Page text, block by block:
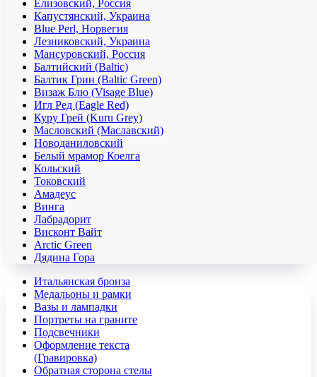
Елизовский, Россия
Капустянский, Украина
Blue Perl, Норвегия
Лезниковский, Украина
Мансуровский, Россия
Балтийский (Baltic)
Балтик Грин (Baltic Green)
Визаж Блю (Visage Blue)
Игл Ред (Eagle Red)
Куру Грей (Kuru Grey)
Масловский (Маславский)
Новоданиловский
Белый мрамор Коелга
Кольский
Токовский
Амадеус
Винга
Лабрадорит
Висконт Вайт
Аrctic Green
Дядина Гора
Итальянская бронза
Медальоны и рамки
Вазы и лампадки
Портреты на граните
Подсвечники
Оформление текста
(Гравировка)
Обратная сторона стелы